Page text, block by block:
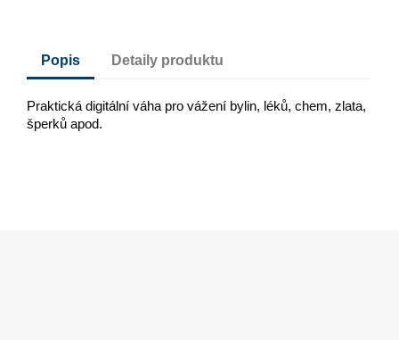
Popis Detaily produktu
Praktická digitální váha pro vážení bylin, léků, chem, zlata,
šperků apod.